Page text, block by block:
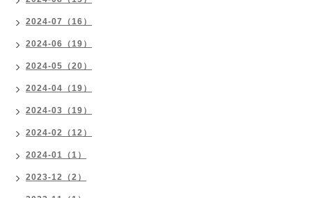
2024-07（16）
2024-06（19）
2024-05（20）
2024-04（19）
2024-03（19）
2024-02（12）
2024-01（1）
2023-12（2）